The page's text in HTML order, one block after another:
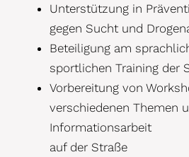
Unterstützung in
gegen Sucht und
Beteiligung am
sportlichen Training der
Vorbereitung von
verschiedenen Themen
Informationsarbeit
auf der Straße